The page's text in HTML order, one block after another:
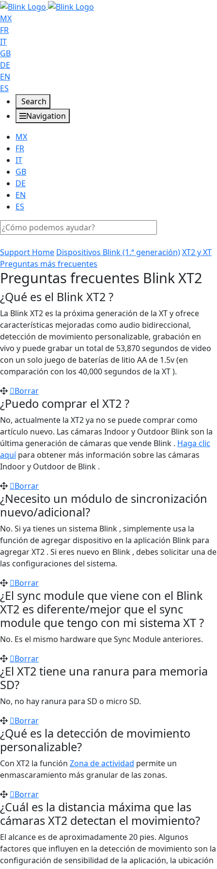
MX
FR
IT
GB
DE
EN
ES
Search
Navigation
MX
FR
IT
GB
DE
EN
ES
Support Home Dispositivos Blink (1.ª generación)XT2 y XT
Preguntas más frecuentes
Preguntas frecuentes Blink XT2
¿Qué es el Blink XT2 ?
La Blink XT2 es la próxima generación de la XT y ofrece
características mejoradas como audio bidireccional,
detección de movimiento personalizable, grabación en
vivo y puede grabar un total de 53,870 segundos de video
con un solo juego de baterías de litio AA de 1.5v (en
comparación con los 40,000 segundos de la XT ).
Borrar
¿Puedo comprar el XT2 ?
No, actualmente la XT2 ya no se puede comprar como
artículo nuevo. Las cámaras Indoor y Outdoor Blink son la
última generación de cámaras que vende Blink . Haga clic
aquípara obtener más información sobre las cámaras
Indoor y Outdoor de Blink .
Borrar
¿Necesito un módulo de sincronización
nuevo/adicional?
No. Si ya tienes un sistema Blink , simplemente usa la
función de agregar dispositivo en la aplicación Blink para
agregar XT2 . Si eres nuevo en Blink , debes solicitar una de
las configuraciones del sistema.
Borrar
¿El sync module que viene con el Blink
XT2 es diferente/mejor que el sync
module que tengo con mi sistema XT ?
No. Es el mismo hardware que Sync Module anteriores.
Borrar
¿El XT2 tiene una ranura para memoria
SD?
No, no hay ranura para SD o micro SD.
Borrar
¿Qué es la detección de movimiento
personalizable?
Con XT2 la función Zona de actividad permite un
enmascaramiento más granular de las zonas.
Borrar
¿Cuál es la distancia máxima que las
cámaras XT2 detectan el movimiento?
El alcance es de aproximadamente 20 pies. Algunos
factores que influyen en la detección de movimiento son la
configuración de sensibilidad de la aplicación, la ubicación